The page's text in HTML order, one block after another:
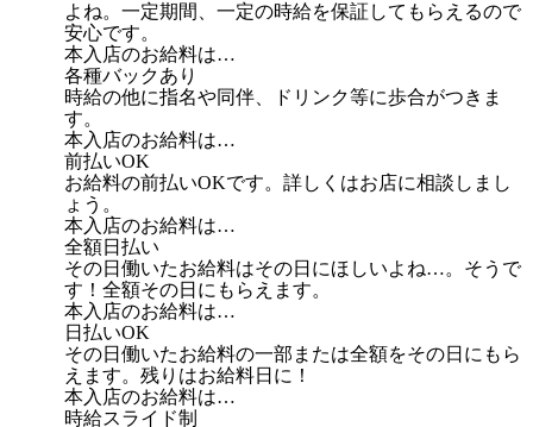
よね。一定期間、一定の時給を保証してもらえるので
安心です。
本入店のお給料は…
各種バックあり
時給の他に指名や同伴、ドリンク等に歩合がつきま
す。
本入店のお給料は…
前払いOK
お給料の前払いOKです。詳しくはお店に相談しまし
ょう。
本入店のお給料は…
全額日払い
その日働いたお給料はその日にほしいよね…。そうで
す！全額その日にもらえます。
本入店のお給料は…
日払いOK
その日働いたお給料の一部または全額をその日にもら
えます。残りはお給料日に！
本入店のお給料は…
時給スライド制